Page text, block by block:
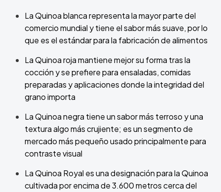
La Quinoa blanca representa la mayor parte del
comercio mundial y tiene el sabor más suave, por lo
que es el estándar para la fabricación de alimentos
La Quinoa roja mantiene mejor su forma tras la
cocción y se prefiere para ensaladas, comidas
preparadas y aplicaciones donde la integridad del
grano importa
La Quinoa negra tiene un sabor más terroso y una
textura algo más crujiente; es un segmento de
mercado más pequeño usado principalmente para
contraste visual
La Quinoa Royal es una designación para la Quinoa
cultivada por encima de 3.600 metros cerca del